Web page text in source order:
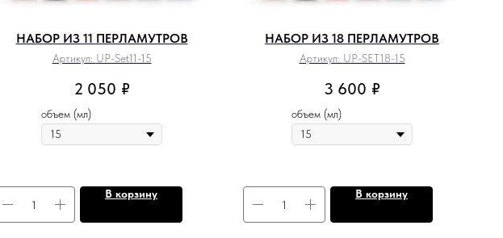
НАБОР ИЗ 11 ПЕРЛАМУТРОВ
Артикул: UP-Set11-15
2 050 ₽
объем (мл)
В корзину
НАБОР ИЗ 18 ПЕРЛАМУТРОВ
Артикул: UP-SET18-15
3 600 ₽
объем (мл)
В корзину